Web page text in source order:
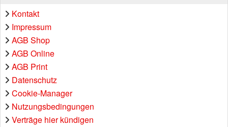
Kontakt
Impressum
AGB Shop
AGB Online
AGB Print
Datenschutz
Cookie-Manager
Nutzungsbedingungen
Verträge hier kündigen